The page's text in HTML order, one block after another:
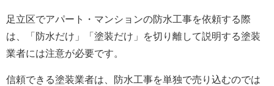
足立区でアパート・マンションの防水工事を依頼する際
は、「防水だけ」「塗装だけ」を切り離して説明する塗装
業者には注意が必要です。
信頼できる塗装業者は、防水工事を単独で売り込むのでは